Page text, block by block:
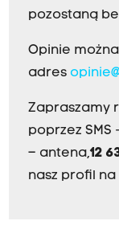
pozostaną
Opinie
adres
Zapraszamy
poprzez SMS -
– antena,12
nasz profil na